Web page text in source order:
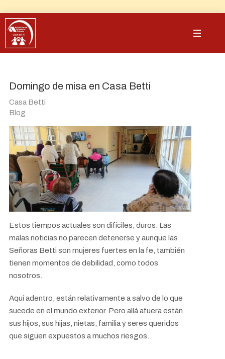
Domingo de misa en Casa Betti
Casa Betti
Blog
Estos tiempos actuales son difíciles, duros. Las
malas noticias no parecen detenerse y aunque las
Señoras Betti son mujeres fuertes en la fe, también
tienen momentos de debilidad, como todos
nosotros.
Aquí adentro, están relativamente a salvo de lo que
sucede en el mundo exterior. Pero allá afuera están
sus hijos, sus hijas, nietas, familia y seres queridos
que siguen expuestos a muchos riesgos.